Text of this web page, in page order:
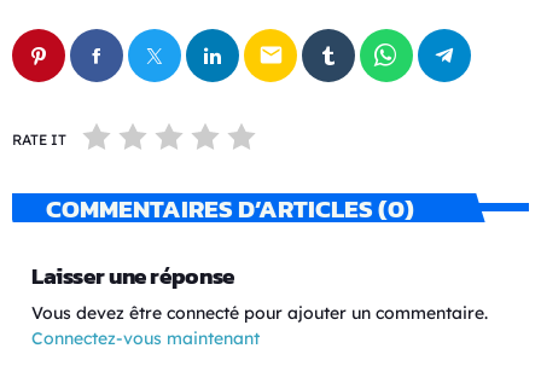
email
RATE IT
COMMENTAIRES D’ARTICLES (0)
Laisser une réponse
Vous devez être connecté pour ajouter un commentaire.
Connectez-vous maintenant